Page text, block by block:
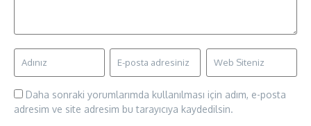
Daha sonraki yorumlarımda kullanılması için adım, e-posta
adresim ve site adresim bu tarayıcıya kaydedilsin.